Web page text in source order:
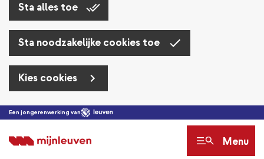
Sta alles toe
Sta noodzakelijke cookies toe
Kies cookies
Overslaan
naar
Een jongerenwerking van
Menu